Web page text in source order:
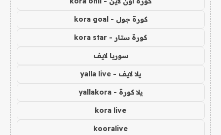
كورة جول - kora goal
كورة ستار - kora star
سوريا لايف
يلا لايف - yalla live
يلا كورة - yallakora
kora live
kooralive